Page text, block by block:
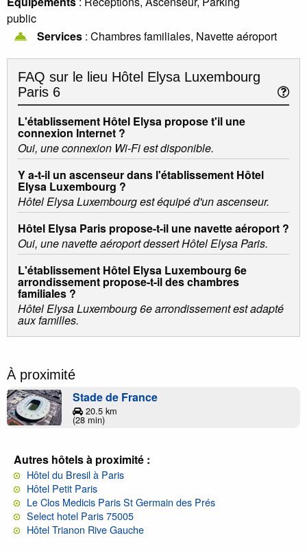
public
Services : Chambres familiales, Navette aéroport
FAQ sur le lieu Hôtel Elysa Luxembourg
Paris 6
L'établissement Hôtel Elysa propose t'il une
connexion Internet ?
Oui, une connexion Wi-Fi est disponible.
Y a-t-il un ascenseur dans l'établissement Hôtel
Elysa Luxembourg ?
Hôtel Elysa Luxembourg est équipé d'un ascenseur.
Hôtel Elysa Paris propose-t-il une navette aéroport ?
Oui, une navette aéroport dessert Hôtel Elysa Paris.
L'établissement Hôtel Elysa Luxembourg 6e
arrondissement propose-t-il des chambres
familiales ?
Hôtel Elysa Luxembourg 6e arrondissement est adapté
aux familles.
À proximité
Stade de France
20.5 km
(28 min)
Autres hôtels à proximité :
Hôtel du Bresil à Paris
Hôtel Petit Paris
Le Clos Medicis Paris St Germain des Prés
Select hotel Paris 75005
Hôtel Trianon Rive Gauche